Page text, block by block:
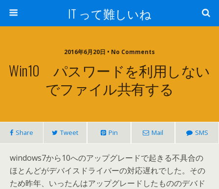
IT って難しいね
2016年6月20日 • No Comments
Win10 パスワードを利用しない
でファイル共有する
Share Tweet Pin Mail SMS
windows7から10へのアップグレードで起きる不具合の
ほとんどがデバイスドライバーの対応遅れでした。その
ため昨年、いったんはアップグレードしたもののデバド